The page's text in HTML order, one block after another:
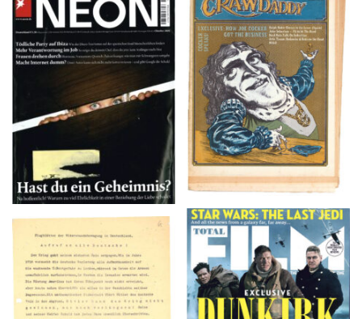
NEON – OKTOBER
2008
Crawdaddy – June/11/72
TOTAL FILM #260 –
SUMMER 2017
Flugblätter der Weissen
Rose – V, Januar 1943